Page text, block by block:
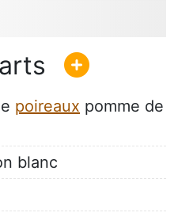
poireaux pomme de
blanc